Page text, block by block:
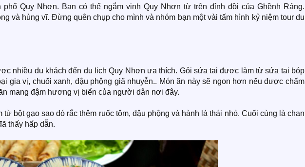
phố Quy Nhơn. Bạn có thể ngắm vịnh Quy Nhơn từ trên đỉnh đồi của Ghềnh Ráng.
và hùng vĩ. Đừng quên chụp cho mình và nhóm bạn một vài tấm hình kỷ niệm tour du
nhiều du khách đến du lịch Quy Nhơn ưa thích. Gỏi sứa tai được làm từ sứa tai bóp
gia vị, chuối xanh, đậu phộng giã nhuyễn.. Món ăn này sẽ ngon hơn nếu được chấm
mang đậm hương vị biển của người dân nơi đây.
bột gạo sao đó rắc thêm ruốc tôm, đậu phộng và hành lá thái nhỏ. Cuối cùng là chan
thấy hấp dẫn.